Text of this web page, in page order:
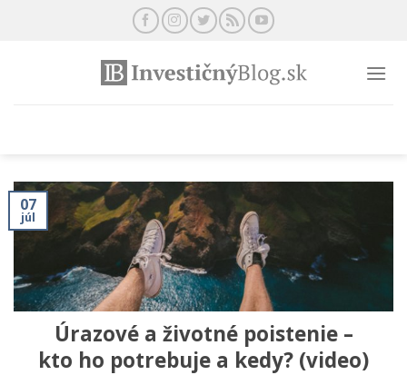
07
júl
Úrazové a životné poistenie –
kto ho potrebuje a kedy? (video)